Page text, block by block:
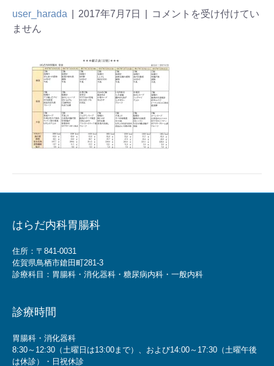
user_harada 2017年7月7日
コメントを受け付けてい
ません
はらだ内科胃腸科
住所：〒841-0031
佐賀県鳥栖市鎗田町281-3
診療科目：胃腸科・消化器科・糖尿病内科・一般内科
診療時間
胃腸科・消化器科
8:30～12:30（土曜日は13:00まで）、および14:00～17:30（土曜午後
は休診）・日祝休診